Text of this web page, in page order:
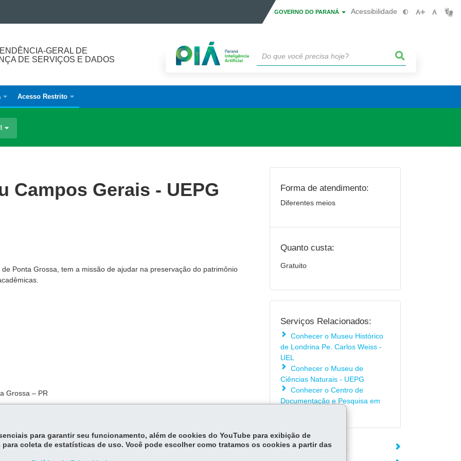
GOVERNO DO PARANÁ Acessibilidade
GERAL DE
DE SERVIÇOS E DADOS
Acesso Restrito
Campos Gerais - UEPG
Ponta Grossa, tem a missão de ajudar na preservação do patrimônio
Grossa – PR
17h e no sábado das 9h às
Forma de atendimento:
Diferentes meios
Quanto custa:
Gratuito
Serviços Relacionados:
Conhecer o Museu Histórico
de Londrina Pe. Carlos Weiss -
UEL
Conhecer o Museu de
Ciências Naturais - UEPG
Conhecer o Centro de
Documentação e Pesquisa em
ÓRGÃO RESPONSÁVEL
para garantir seu funcionamento, além de cookies do YouTube para exibição de
coleta de estatísticas de uso. Você pode escolher como tratamos os cookies a partir das